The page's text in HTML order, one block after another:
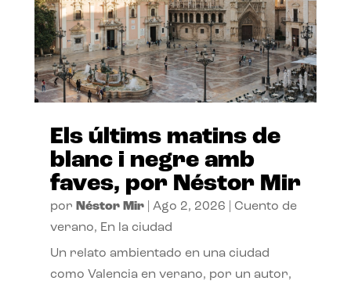
Els últims matins de
blanc i negre amb
faves, por Néstor Mir
por Néstor Mir| Ago 2, 2026
Cuento de
verano, En la ciudad
Un relato ambientado en una ciudad
como Valencia en verano, por un autor,